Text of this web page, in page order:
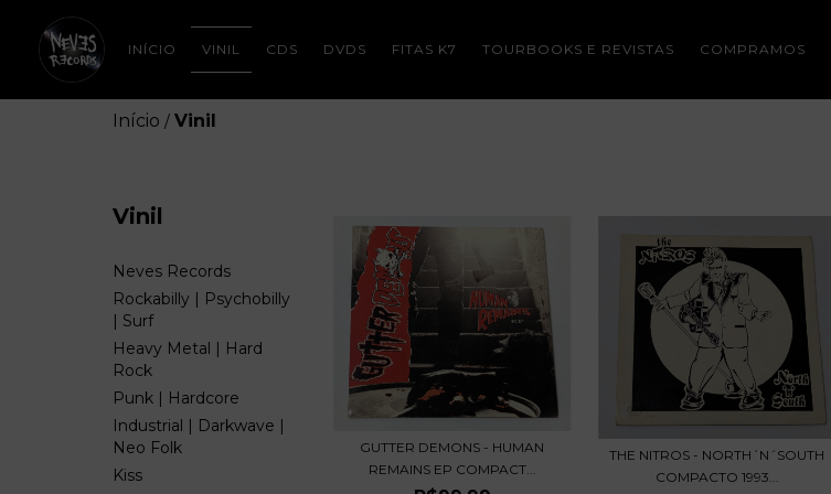
INÍCIO VINIL CDS DVDS FITAS K7 TOURBOOKS E REVISTAS COMPRAMOS
Início / Vinil
Vinil
Neves Records
Rockabilly | Psychobilly
| Surf
Heavy Metal | Hard
Rock
Punk | Hardcore
Industrial | Darkwave |
Neo Folk
Kiss
GUTTER DEMONS - HUMAN
REMAINS EP COMPACT...
THE NITROS - NORTH´N´SOUTH
COMPACTO 1993...